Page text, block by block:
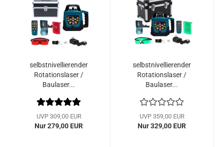
selbstnivellierender
Rotationslaser /
Baulaser...
UVP 309,00 EUR
Nur 279,00 EUR
selbstnivellierender
Rotationslaser /
Baulaser...
UVP 359,00 EUR
Nur 329,00 EUR